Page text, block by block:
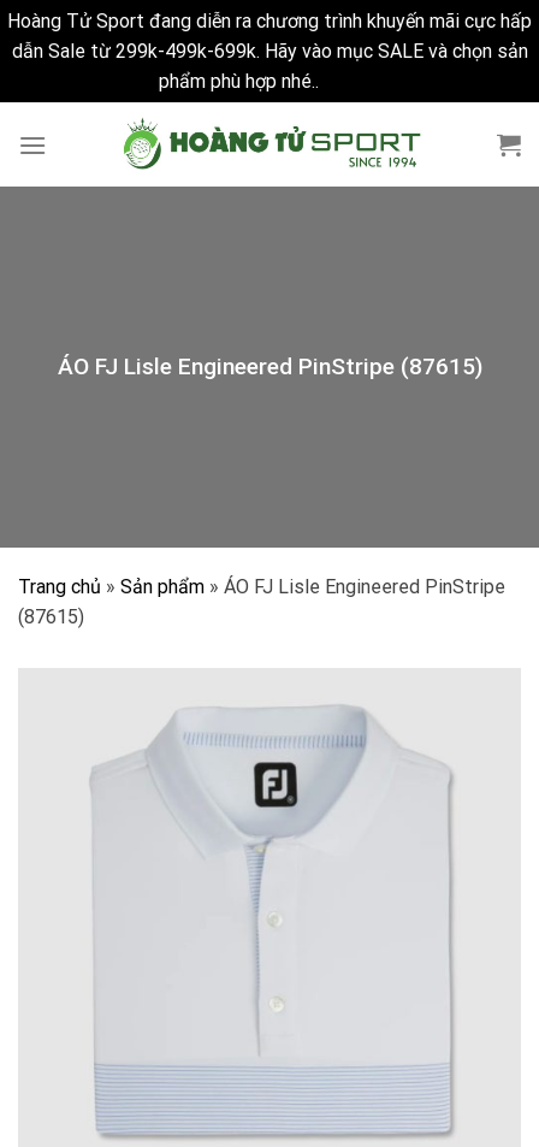
Hoàng Tử Sport đang diễn ra chương trình khuyến mãi cực hấp
dẫn Sale từ 299k-499k-699k. Hãy vào mục SALE và chọn sản
phẩm phù hợp nhé..
ÁO FJ Lisle Engineered PinStripe (87615)
Trang chủ » Sản phẩm » ÁO FJ Lisle Engineered PinStripe
(87615)